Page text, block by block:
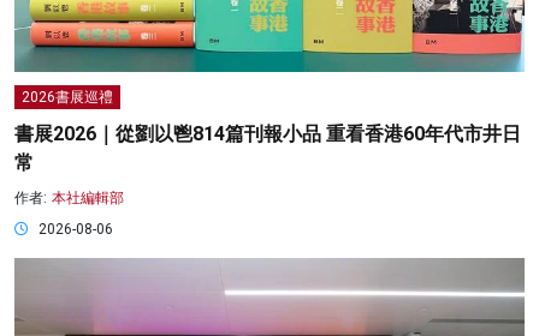
2026書展巡禮
書展2026｜從劉以鬯814篇刊報小品 重看香港60年代市井日
常
作者: 本社編輯部
2026-08-06